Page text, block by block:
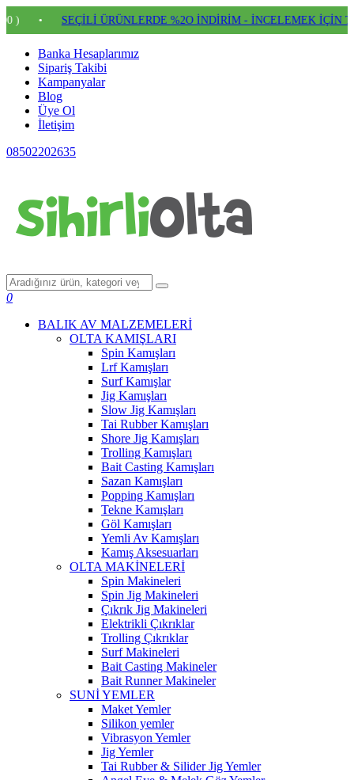
SEÇİLİ ÜRÜNLERDE %2O İNDİRİM - İNCELEMEK İÇİN
Banka Hesaplarımız
Sipariş Takibi
Kampanyalar
Blog
Üye Ol
İletişim
08502202635
0
BALIK AV MALZEMELERİ
OLTA KAMIŞLARI
Spin Kamışları
Lrf Kamışları
Surf Kamışlar
Jig Kamışları
Slow Jig Kamışları
Tai Rubber Kamışları
Shore Jig Kamışları
Trolling Kamışları
Bait Casting Kamışları
Sazan Kamışları
Popping Kamışları
Tekne Kamışları
Göl Kamışları
Yemli Av Kamışları
Kamış Aksesuarları
OLTA MAKİNELERİ
Spin Makineleri
Spin Jig Makineleri
Çıkrık Jig Makineleri
Elektrikli Çıkrıklar
Trolling Çıkrıklar
Surf Makineleri
Bait Casting Makineler
Bait Runner Makineler
SUNİ YEMLER
Maket Yemler
Silikon yemler
Vibrasyon Yemler
Jig Yemler
Tai Rubber & Silider Jig Yemler